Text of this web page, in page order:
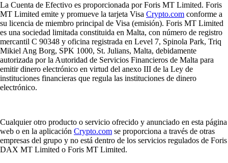
La Cuenta de Efectivo es proporcionada por Foris MT Limited. Foris
MT Limited emite y promueve la tarjeta Visa Crypto.com conforme a
su licencia de miembro principal de Visa (emisión). Foris MT Limited
es una sociedad limitada constituida en Malta, con número de registro
mercantil C 90348 y oficina registrada en Level 7, Spinola Park, Triq
Mikiel Ang Borg, SPK 1000, St. Julians, Malta, debidamente
autorizada por la Autoridad de Servicios Financieros de Malta para
emitir dinero electrónico en virtud del anexo III de la Ley de
instituciones financieras que regula las instituciones de dinero
electrónico.
Cualquier otro producto o servicio ofrecido y anunciado en esta página
web o en la aplicación Crypto.com se proporciona a través de otras
empresas del grupo y no está dentro de los servicios regulados de Foris
DAX MT Limited o Foris MT Limited.